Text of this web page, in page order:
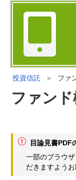
投資信託 ＞ ファ
ファン
目論見書PDF
一部のブラウ
だきますようお